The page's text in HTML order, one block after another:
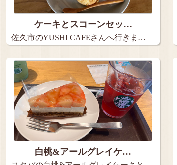
ケーキとスコーンセッ…
佐久市のYUSHI CAFEさんへ行きま…
白桃&アールグレイケ…